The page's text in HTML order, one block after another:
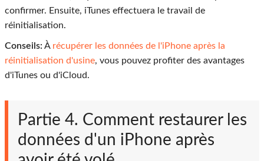
confirmer. Ensuite, iTunes effectuera le travail de
réinitialisation.
Conseils: À récupérer les données de l'iPhone après la
réinitialisation d'usine, vous pouvez profiter des avantages
d'iTunes ou d'iCloud.
Partie 4. Comment restaurer les
données d'un iPhone après